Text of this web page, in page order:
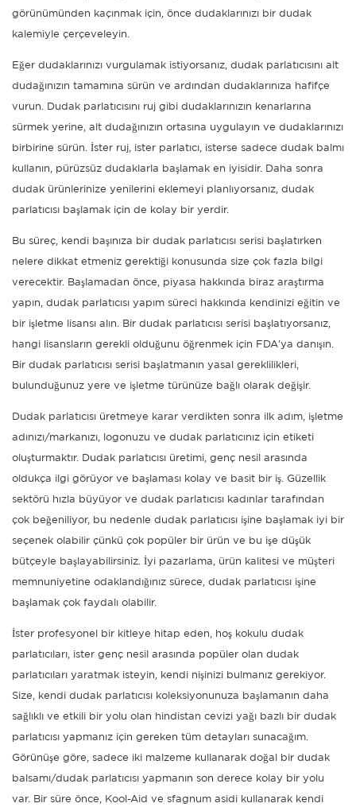
görünümünden kaçınmak için, önce dudaklarınızı bir dudak
kalemiyle çerçeveleyin.
Eğer dudaklarınızı vurgulamak istiyorsanız, dudak parlatıcısını alt
dudağınızın tamamına sürün ve ardından dudaklarınıza hafifçe
vurun. Dudak parlatıcısını ruj gibi dudaklarınızın kenarlarına
sürmek yerine, alt dudağınızın ortasına uygulayın ve dudaklarınızı
birbirine sürün. İster ruj, ister parlatıcı, isterse sadece dudak balmı
kullanın, pürüzsüz dudaklarla başlamak en iyisidir. Daha sonra
dudak ürünlerinize yenilerini eklemeyi planlıyorsanız, dudak
parlatıcısı başlamak için de kolay bir yerdir.
Bu süreç, kendi başınıza bir dudak parlatıcısı serisi başlatırken
nelere dikkat etmeniz gerektiği konusunda size çok fazla bilgi
verecektir. Başlamadan önce, piyasa hakkında biraz araştırma
yapın, dudak parlatıcısı yapım süreci hakkında kendinizi eğitin ve
bir işletme lisansı alın. Bir dudak parlatıcısı serisi başlatıyorsanız,
hangi lisansların gerekli olduğunu öğrenmek için FDA'ya danışın.
Bir dudak parlatıcısı serisi başlatmanın yasal gereklilikleri,
bulunduğunuz yere ve işletme türünüze bağlı olarak değişir.
Dudak parlatıcısı üretmeye karar verdikten sonra ilk adım, işletme
adınızı/markanızı, logonuzu ve dudak parlatıcınız için etiketi
oluşturmaktır. Dudak parlatıcısı üretimi, genç nesil arasında
oldukça ilgi görüyor ve başlaması kolay ve basit bir iş. Güzellik
sektörü hızla büyüyor ve dudak parlatıcısı kadınlar tarafından
çok beğeniliyor, bu nedenle dudak parlatıcısı işine başlamak iyi bir
seçenek olabilir çünkü çok popüler bir ürün ve bu işe düşük
bütçeyle başlayabilirsiniz. İyi pazarlama, ürün kalitesi ve müşteri
memnuniyetine odaklandığınız sürece, dudak parlatıcısı işine
başlamak çok faydalı olabilir.
İster profesyonel bir kitleye hitap eden, hoş kokulu dudak
parlatıcıları, ister genç nesil arasında popüler olan dudak
parlatıcıları yaratmak isteyin, kendi nişinizi bulmanız gerekiyor.
Size, kendi dudak parlatıcısı koleksiyonunuza başlamanın daha
sağlıklı ve etkili bir yolu olan hindistan cevizi yağı bazlı bir dudak
parlatıcısı yapmanız için gereken tüm detayları sunacağım.
Görünüşe göre, sadece iki malzeme kullanarak doğal bir dudak
balsamı/dudak parlatıcısı yapmanın son derece kolay bir yolu
var. Bir süre önce, Kool-Aid ve sfagnum asidi kullanarak kendi